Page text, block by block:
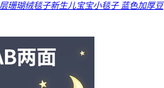
珊瑚绒毯子新生儿宝宝小毯子 蓝色加厚豆